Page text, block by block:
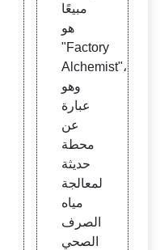
مبيعًا
هو
"Factory
Alchemist"،
وهو
عبارة
عن
محطة
حديثة
لمعالجة
مياه
الصرف
الصحي